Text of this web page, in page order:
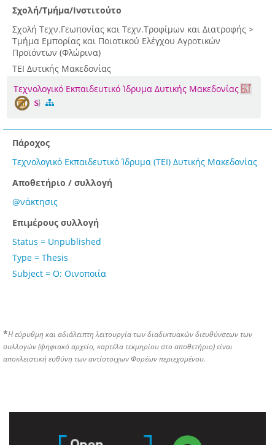
Σχολή/Τμήμα/Ινστιτούτο
Σχολή Τεχν.Γεωπονίας και Τεχν.Τροφίμων και Διατροφής >
Τμήμα Εμπορίας και Ποιοτικού Ελέγχου Αγροτικών
Προϊόντων (Φλώρινα)
ΤΕΙ Δυτικής Μακεδονίας
Τεχνολογικό Εκπαιδευτικό Ίδρυμα Δυτικής Μακεδονίας
Πάροχος
Τεχνολογικό Εκπαιδευτικό Ίδρυμα (ΤΕΙ) Δυτικής Μακεδονίας
Αποθετήριο / συλλογή
@νάκτησις
Επιμέρους συλλογή
Status = Unpublished
Type = Thesis
Subject = Ο: Οινοποιία
*Η εύρυθμη και αδιάλειπτη λειτουργία των διαδικτυακών διευθύνσεων των
συλλογών (ψηφιακό αρχείο, καρτέλα τεκμηρίου στο αποθετήριο) είναι
αποκλειστική ευθύνη των αντίστοιχων Φορέων περιεχομένου.